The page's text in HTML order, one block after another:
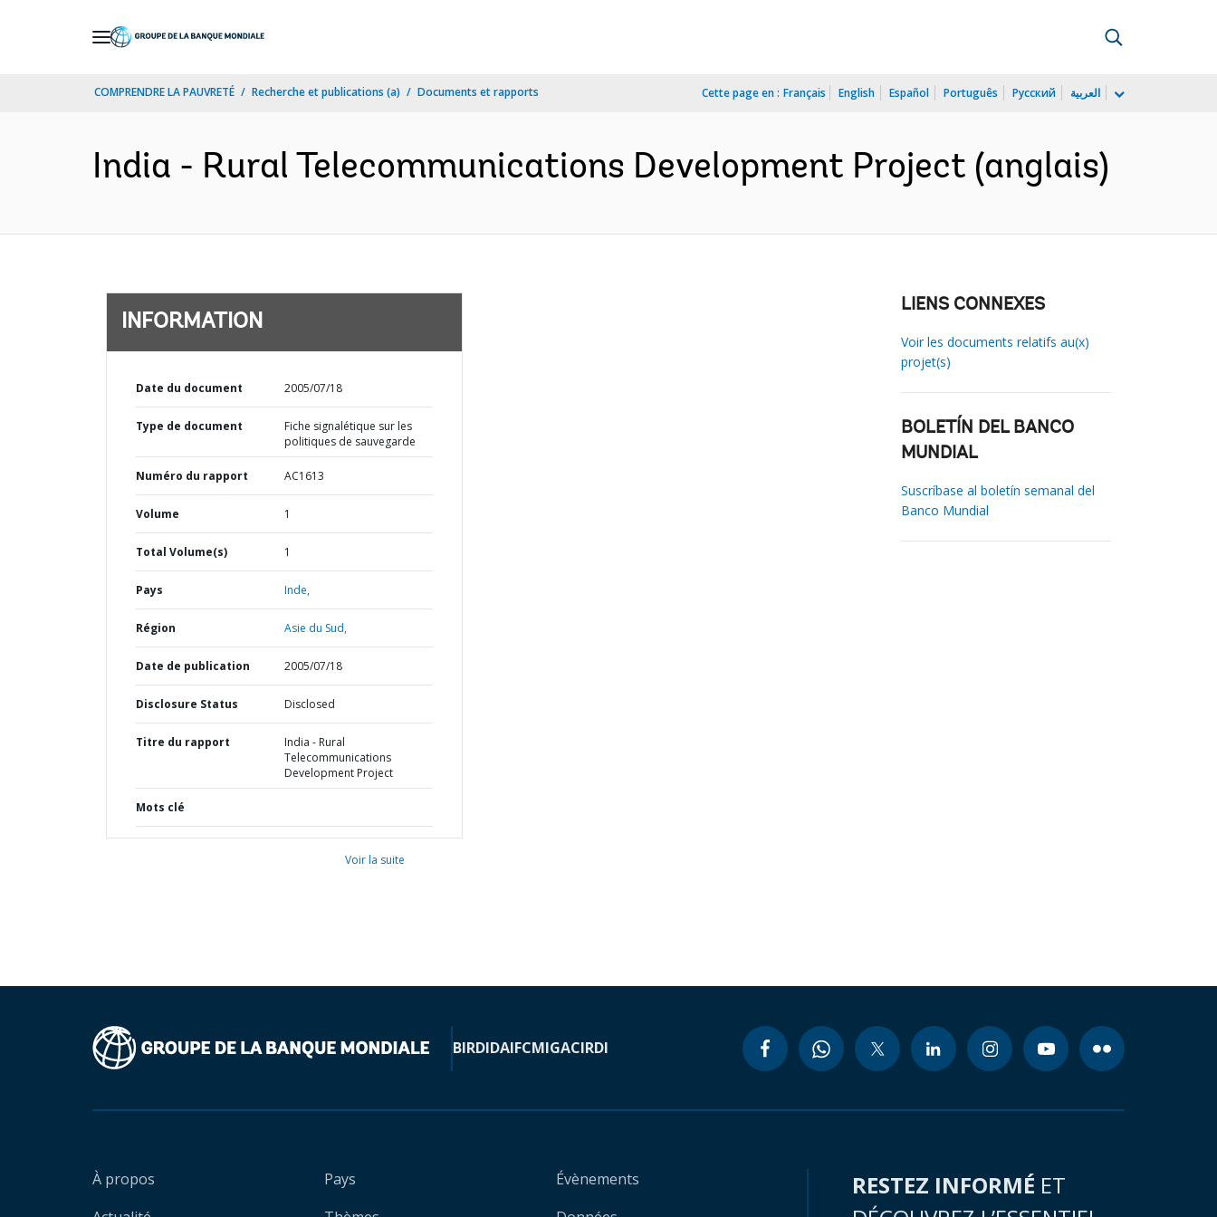
COMPRENDRE LA PAUVRETÉ Recherche et publications (a) Documents et rapports Cette page en : Français English Español Português Русский العربية
India - Rural Telecommunications Development Project (anglais)
INFORMATION
Date du document 2005/07/18
Type de document
Fiche signalétique sur les
politiques de sauvegarde
Numéro du rapport AC1613
Volume 1
Total Volume(s) 1
Pays Inde,
Région Asie du Sud,
Date de publication 2005/07/18
Disclosure Status Disclosed
Titre du rapport
India - Rural
Telecommunications
Development Project
Mots clé
Voir la suite
LIENS CONNEXES
Voir les documents relatifs au(x)
projet(s)
BOLETÍN DEL BANCO
MUNDIAL
Suscríbase al boletín semanal del
Banco Mundial
BIRDIDAIFCMIGACIRDI
À propos
Pays
Évènements
RESTEZ INFORMÉ ET